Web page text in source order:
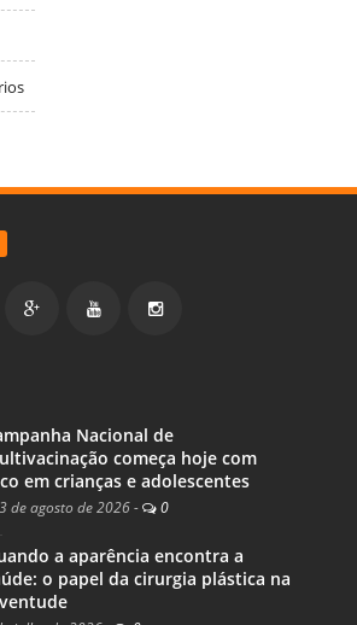
Nacional de
começa hoje com
em crianças e adolescentes
3 de agosto de 2026 - 0
a aparência encontra a
o papel da cirurgia plástica na